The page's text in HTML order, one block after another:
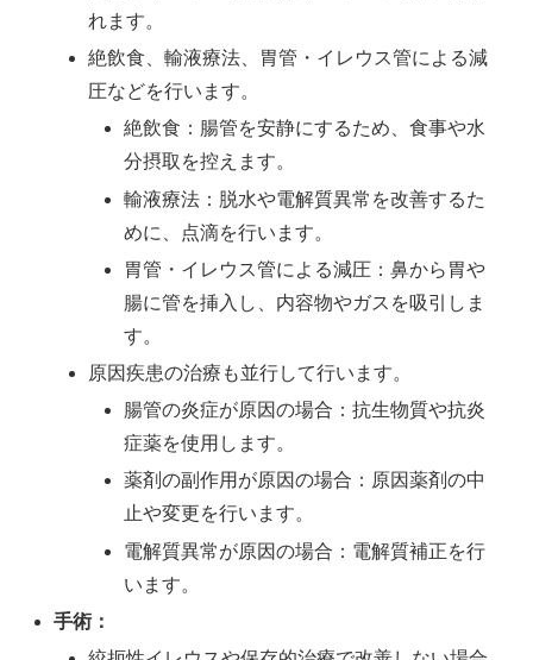
れます。
絶飲食、輸液療法、胃管・イレウス管による減
圧などを行います。
絶飲食：腸管を安静にするため、食事や水
分摂取を控えます。
輸液療法：脱水や電解質異常を改善するた
めに、点滴を行います。
胃管・イレウス管による減圧：鼻から胃や
腸に管を挿入し、内容物やガスを吸引しま
す。
原因疾患の治療も並行して行います。
腸管の炎症が原因の場合：抗生物質や抗炎
症薬を使用します。
薬剤の副作用が原因の場合：原因薬剤の中
止や変更を行います。
電解質異常が原因の場合：電解質補正を行
います。
手術：